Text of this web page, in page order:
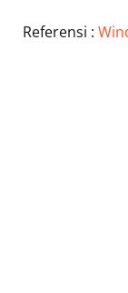
Referensi :